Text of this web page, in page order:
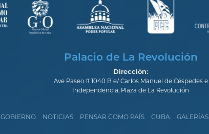
Palacio de La Revolución
Dirección:
Ave Paseo # 1040 B e/ Carlos Manuel de Céspedes e
Independencia, Plaza de La Revolución
GOBIERNO NOTICIAS PENSAR COMO PAÍS CUBA GALERÍAS